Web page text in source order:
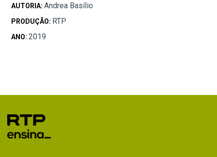
AUTORIA: Andrea Basílio
PRODUÇÃO: RTP
ANO: 2019